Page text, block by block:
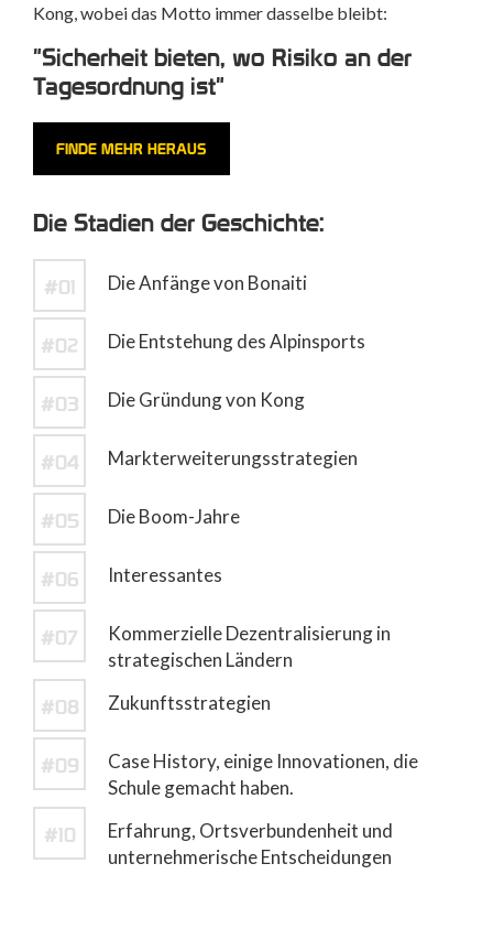
Kong, wobei das Motto immer dasselbe bleibt:
"Sicherheit bieten, wo Risiko an der
Tagesordnung ist"
FINDE MEHR HERAUS
Die Stadien der Geschichte:
#01 Die Anfänge von Bonaiti
#02 Die Entstehung des Alpinsports
#03 Die Gründung von Kong
#04 Markterweiterungsstrategien
#05 Die Boom-Jahre
#06 Interessantes
#07
Kommerzielle Dezentralisierung in
strategischen Ländern
#08 Zukunftsstrategien
#09
Case History, einige Innovationen, die
Schule gemacht haben.
#10
Erfahrung, Ortsverbundenheit und
unternehmerische Entscheidungen